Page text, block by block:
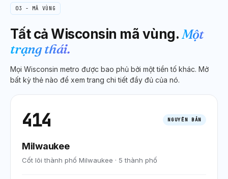
03 - MÃ VÙNG
Tất cảWisconsin mã vùng.Một
trạng thái.
Mọi Wisconsin metro được bao phủ bởi một tiền tố khác. Mở
bất kỳ thẻ nào để xem trang chi tiết đầy đủ của nó.
414 NGUYÊN BẢN
Milwaukee
Cốt lõi thành phố Milwaukee · 5 thành phố